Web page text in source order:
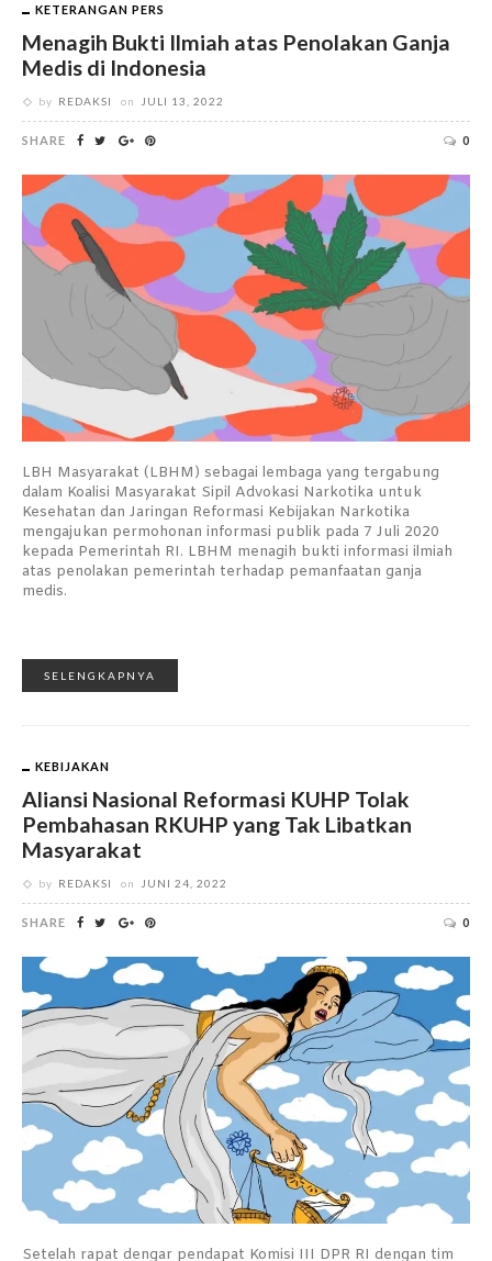
KETERANGAN PERS
Menagih Bukti Ilmiah atas Penolakan Ganja
Medis di Indonesia
by REDAKSI on JULI 13, 2022
SHARE 0
LBH Masyarakat (LBHM) sebagai lembaga yang tergabung
dalam Koalisi Masyarakat Sipil Advokasi Narkotika untuk
Kesehatan dan Jaringan Reformasi Kebijakan Narkotika
mengajukan permohonan informasi publik pada 7 Juli 2020
kepada Pemerintah RI. LBHM menagih bukti informasi ilmiah
atas penolakan pemerintah terhadap pemanfaatan ganja
medis.
SELENGKAPNYA
KEBIJAKAN
Aliansi Nasional Reformasi KUHP Tolak
Pembahasan RKUHP yang Tak Libatkan
Masyarakat
by REDAKSI on JUNI 24, 2022
SHARE 0
Setelah rapat dengar pendapat Komisi III DPR RI dengan tim